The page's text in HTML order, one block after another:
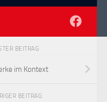
BEITRAG
im Kontext
BEITRAG